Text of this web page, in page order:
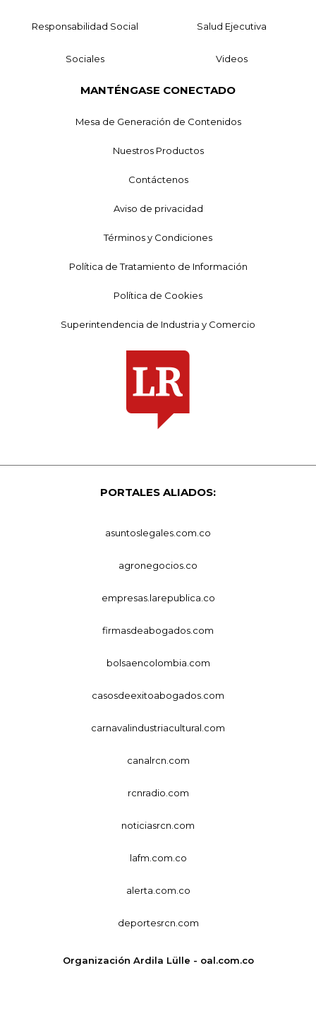
Responsabilidad Social Salud Ejecutiva
Sociales Videos
MANTÉNGASE CONECTADO
Mesa de Generación de Contenidos
Nuestros Productos
Contáctenos
Aviso de privacidad
Términos y Condiciones
Política de Tratamiento de Información
Política de Cookies
Superintendencia de Industria y Comercio
PORTALES ALIADOS:
asuntoslegales.com.co
agronegocios.co
empresas.larepublica.co
firmasdeabogados.com
bolsaencolombia.com
casosdeexitoabogados.com
carnavalindustriacultural.com
canalrcn.com
rcnradio.com
noticiasrcn.com
lafm.com.co
alerta.com.co
deportesrcn.com
Organización Ardila Lülle - oal.com.co